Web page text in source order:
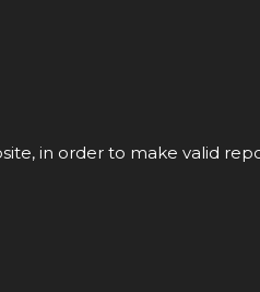
in order to make valid